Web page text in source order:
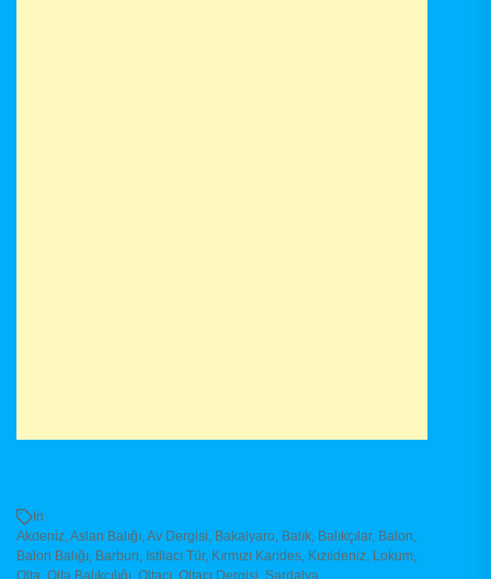
In
Akdeniz Aslan Balığı Av Dergisi Bakalyaro Balık Balıkçılar, Balon
Balon Balığı Barbun Istilacı Tür, Kırmızı Karides Kızıldeniz Lokum
Olta Olta Balıkçılığı Oltacı Oltacı Dergisi Sardalya